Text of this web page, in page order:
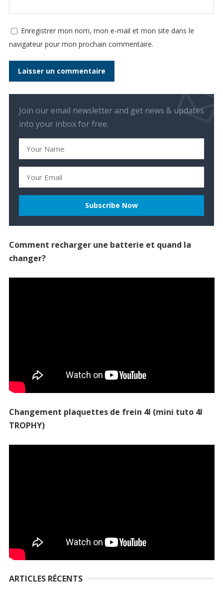
Enregistrer mon nom, mon e-mail et mon site dans le
navigateur pour mon prochain commentaire.
Join our email newsletter and get news & updates
into your inbox for free.
Comment recharger une batterie et quand la
changer?
Changement plaquettes de frein 4l (mini tuto 4l
TROPHY)
ARTICLES RÉCENTS